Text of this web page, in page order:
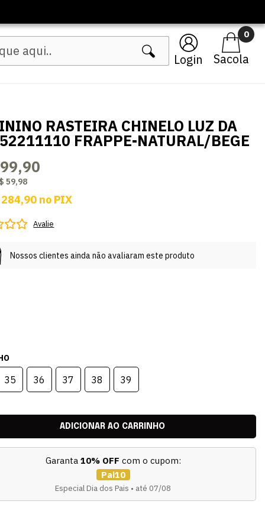
Login
0
RASTEIRA CHINELO LUZ DA
FRAPPE-NATURAL/BEGE
59,98
284,90 no PIX
Avalie
Nossos clientes ainda não avaliaram este produto
35 36 37 38 39
Garanta 10% OFF com o cupom:
Pai10
Especial Dia dos Pais • até 07/08